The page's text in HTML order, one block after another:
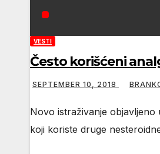
VESTI
Često korišćeni
SEPTEMBER 10, 2018
Novo istraživanje objavljeno
koji koriste druge